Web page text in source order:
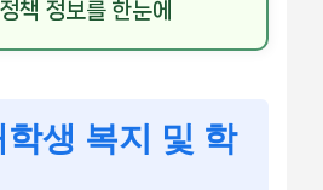
책 정보를 한눈에
생 복지 및 학